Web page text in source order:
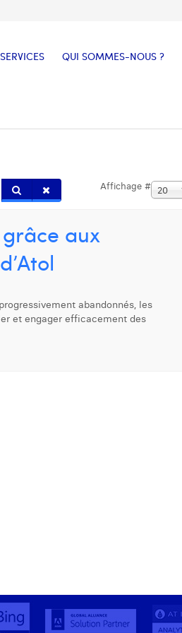
SERVICES QUI SOMMES-NOUS ?
Affichage # 20
aux
abandonnés, les
et engager efficacement des